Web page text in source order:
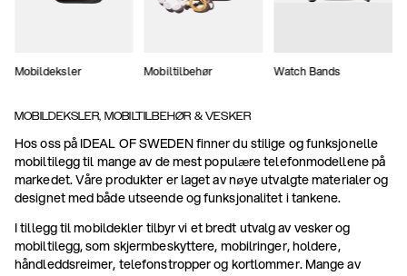
Mobildeksler Mobiltilbehør Watch Bands
MOBILDEKSLER, MOBILTILBEHØR & VESKER
Hos oss på IDEAL OF SWEDEN finner du stilige og funksjonelle
mobiltilegg til mange av de mest populære telefonmodellene på
markedet. Våre produkter er laget av nøye utvalgte materialer og
designet med både utseende og funksjonalitet i tankene.
I tillegg til mobildekler tilbyr vi et bredt utvalg av vesker og
mobiltilegg, som skjermbeskyttere, mobilringer, holdere,
håndleddsreimer, telefonstropper og kortlommer. Mange av